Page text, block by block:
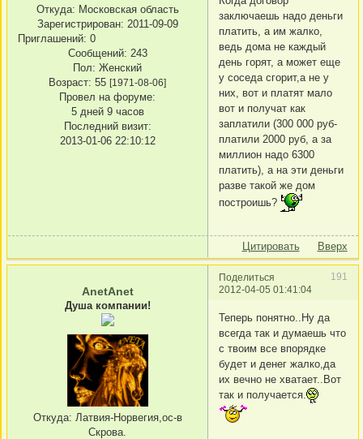
Откуда: Московская область
Зарегистрирован: 2011-09-09
Приглашений: 0
Сообщений: 243
Пол: Женский
Возраст: 55 [1971-08-06]
Провел на форуме:
5 дней 9 часов
Последний визит:
2013-01-06 22:10:12
заключаешь надо деньги
платить, а им жалко,
ведь дома не каждый
день горят, а может еще
у соседа сгорит,а не у
них, вот и платят мало
вот и получат как
заплатили (300 000 руб-
платили 2000 руб, а за
миллион надо 6300
платить), а на эти деньги
разве такой же дом
построишь?
Цитировать Вверх
Поделиться
191
2012-04-05 01:41:04
AnetAnet
Душа компании!
Откуда: Латвия-Норвегия,ос-в
Скрова.
Теперь понятно..Ну да
всегда так и думаешь что
с твоим все впорядке
будет и денег жалко,да
их вечно не хватает..Вот
так и получается.